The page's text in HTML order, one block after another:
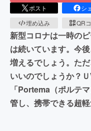
ポスト シ
埋め込み
QR
新型コロナは一時の
は続いています。今
増えるでしょう。た
いいのでしょうか？
「Portema（ポルテ
管し、携帯できる超